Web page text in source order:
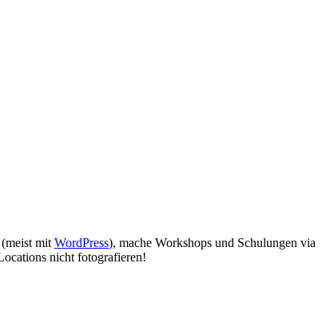
mit WordPress), mache Workshops und Schulungen via
nicht fotografieren!